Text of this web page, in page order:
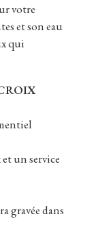
votre
et son eau
qui
un service
gravée dans